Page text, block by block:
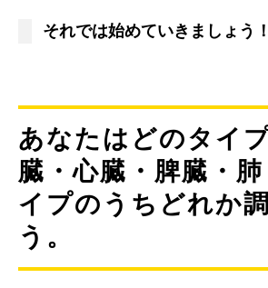
それでは始めていきましょう
あなたはどのタイ
臓・心臓・脾臓・肺
イプのうちどれか
う。